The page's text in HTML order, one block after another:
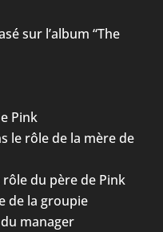
sur l’album “The
Pink
le rôle de la mère de
rôle du père de Pink
de la groupie
manager